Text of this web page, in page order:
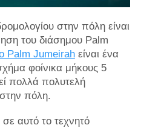
στην πόλη είναι
του διάσημου Palm
Palm Jumeirahείναι ένα
φοίνικα μήκους 5
πολλά πολυτελή
στην πόλη.
σε αυτό το τεχνητό